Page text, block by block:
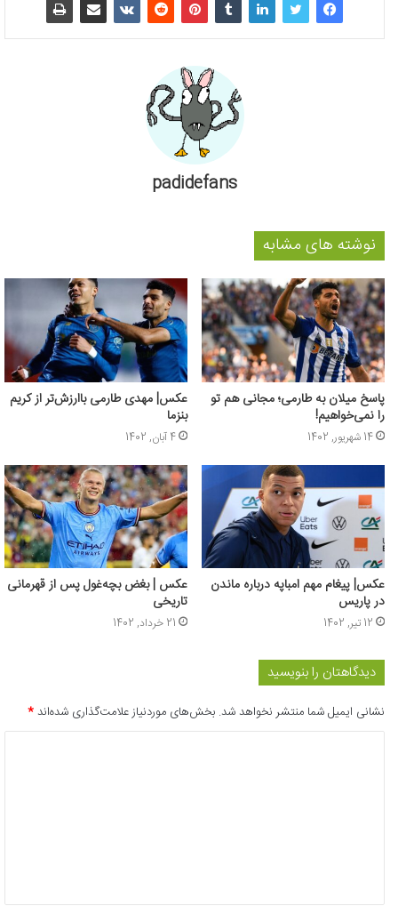
padidefans
نوشته های مشابه
پاسخ میلان به طارمی؛ مجانی هم تو
را نمی‌خواهیم!
14 شهریور, 1402
عکس| مهدی طارمی باارزش‌تر از کریم
بنزما
4 آبان, 1402
عکس‌| پیغام مهم امباپه درباره ماندن
در پاریس
12 تیر, 1402
عکس | بغض بچه‌غول پس از قهرمانی
تاریخی
21 خرداد, 1402
دیدگاهتان را بنویسید
نشانی ایمیل شما منتشر نخواهد شد. بخش‌های موردنیاز علامت‌گذاری شده‌اند*